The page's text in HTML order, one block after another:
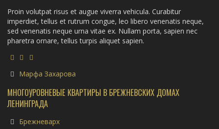
Proin volutpat risus et augue viverra vehicula. Curabitur
imperdiet, tellus et rutrum congue, leo libero venenatis neque,
sed venenatis neque urna vitae ex. Nullam porta, sapien nec
pharetra ornare, tellus turpis aliquet sapien.
Марфа Захарова
МНОГОУРОВНЕВЫЕ КВАРТИРЫ В БРЕЖНЕВСКИХ ДОМАХ
ЛЕНИНГРАДА
Брежневарх